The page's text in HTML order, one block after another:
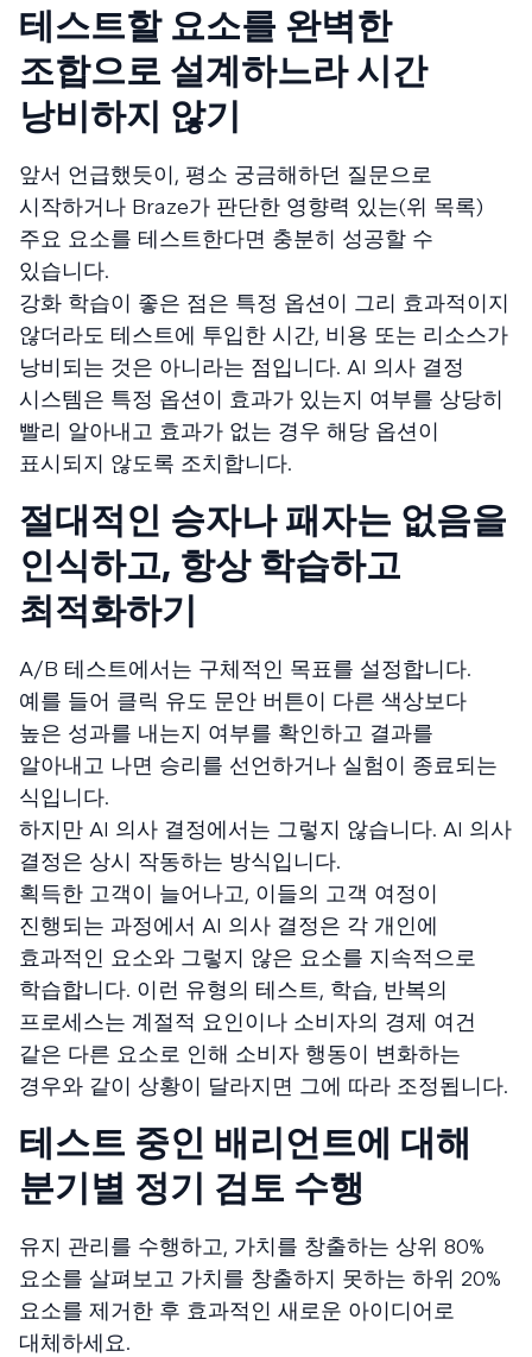
테스트할 요소를 완벽한
조합으로 설계하느라 시간
낭비하지 않기
앞서 언급했듯이, 평소 궁금해하던 질문으로
시작하거나 Braze가 판단한 영향력 있는(위 목록)
주요 요소를 테스트한다면 충분히 성공할 수
있습니다.
강화 학습이 좋은 점은 특정 옵션이 그리 효과적이지
않더라도 테스트에 투입한 시간, 비용 또는 리소스가
낭비되는 것은 아니라는 점입니다. AI 의사 결정
시스템은 특정 옵션이 효과가 있는지 여부를 상당히
빨리 알아내고 효과가 없는 경우 해당 옵션이
표시되지 않도록 조치합니다.
절대적인 승자나 패자는 없음을
인식하고, 항상 학습하고
최적화하기
A/B 테스트에서는 구체적인 목표를 설정합니다.
예를 들어 클릭 유도 문안 버튼이 다른 색상보다
높은 성과를 내는지 여부를 확인하고 결과를
알아내고 나면 승리를 선언하거나 실험이 종료되는
식입니다.
하지만 AI 의사 결정에서는 그렇지 않습니다. AI 의사
결정은 상시 작동하는 방식입니다.
획득한 고객이 늘어나고, 이들의 고객 여정이
진행되는 과정에서 AI 의사 결정은 각 개인에
효과적인 요소와 그렇지 않은 요소를 지속적으로
학습합니다. 이런 유형의 테스트, 학습, 반복의
프로세스는 계절적 요인이나 소비자의 경제 여건
같은 다른 요소로 인해 소비자 행동이 변화하는
경우와 같이 상황이 달라지면 그에 따라 조정됩니다.
테스트 중인 배리언트에 대해
분기별 정기 검토 수행
유지 관리를 수행하고, 가치를 창출하는 상위 80%
요소를 살펴보고 가치를 창출하지 못하는 하위 20%
요소를 제거한 후 효과적인 새로운 아이디어로
대체하세요.